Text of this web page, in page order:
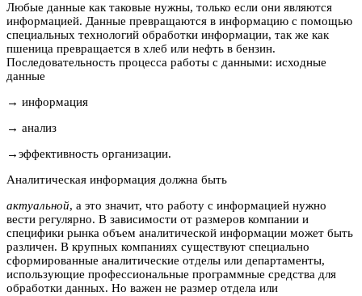
Любые данные как таковые нужны, только если они являются
информацией. Данные превращаются в информацию с помощью
специальных технологий обработки информации, так же как
пшеница превращается в хлеб или нефть в бензин.
Последовательность процесса работы с данными: исходные
данные
→ информация
→ анализ
→эффективность организации.
Аналитическая информация должна быть
актуальной, а это значит, что работу с информацией нужно
вести регулярно. В зависимости от размеров компании и
специфики рынка объем аналитической информации может быть
различен. В крупных компаниях существуют специально
сформированные аналитические отделы или департаменты,
использующие профессиональные программные средства для
обработки данных. Но важен не размер отдела или